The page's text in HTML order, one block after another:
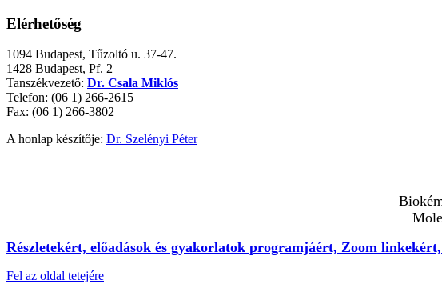
Elérhetőség
1094 Budapest, Tűzoltó u. 37-47.
1428 Budapest, Pf. 2
Tanszékvezető: Dr. Csala Miklós
Telefon: (06 1) 266-2615
Fax: (06 1) 266-3802
A honlap készítője: Dr. Szelényi Péter
Részletekért, előadások és gyakorlatok programjáért, Zoom
Fel az oldal tetejére